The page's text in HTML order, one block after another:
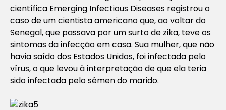
científica Emerging Infectious Diseases registrou o
caso de um cientista americano que, ao voltar do
Senegal, que passava por um surto de zika, teve os
sintomas da infecção em casa. Sua mulher, que não
havia saído dos Estados Unidos, foi infectada pelo
vírus, o que levou à interpretação de que ela teria
sido infectada pelo sêmen do marido.